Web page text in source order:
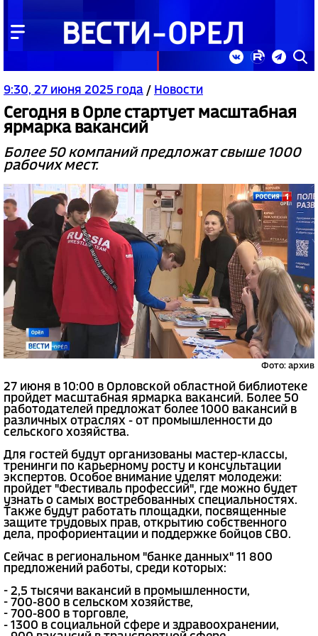
9:30, 27 июня 2025 года / Новости
Сегодня в Орле стартует масштабная
ярмарка вакансий
Более 50 компаний предложат свыше 1000
рабочих мест.
Фото: архив
27 июня в 10:00 в Орловской областной библиотеке
пройдет масштабная ярмарка вакансий. Более 50
работодателей предложат более 1000 вакансий в
различных отраслях - от промышленности до
сельского хозяйства.
Для гостей будут организованы мастер-классы,
тренинги по карьерному росту и консультации
экспертов. Особое внимание уделят молодежи:
пройдет "Фестиваль профессий", где можно будет
узнать о самых востребованных специальностях.
Также будут работать площадки, посвященные
защите трудовых прав, открытию собственного
дела, профориентации и поддержке бойцов СВО.
Сейчас в региональном "банке данных" 11 800
предложений работы, среди которых:
- 2,5 тысячи вакансий в промышленности,
- 700-800 в сельском хозяйстве,
- 700-800 в торговле,
- 1300 в социальной сфере и здравоохранении,